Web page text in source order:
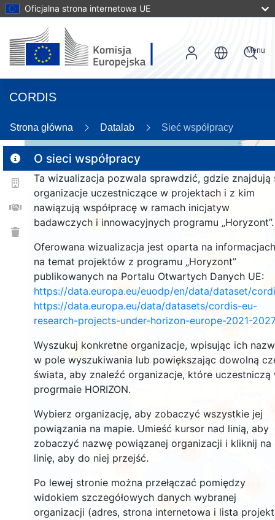
Oficjalna strona internetowa UE
CORDIS
Menu
Strona główna Datalab Sieć współpracy
O sieci współpracy
Ta wizualizacja pozwala sprawdzić, gdzie znajdują
organizacje uczestniczące w projektach i z kim
nawiązują współpracę w ramach inicjatyw
badawczych i innowacyjnych programu „Horyzont”.
Oferowana wizualizacja jest oparta na informacjach
na temat projektów z programu „Horyzont”
publikowanych na Portalu Otwartych Danych UE:
https://data.europa.eu/euodp/en/data/dataset/
https://data.europa.eu/data/datasets/cordis-eu-
research-projects-under-horizon-europe-2021-2027
Wyszukuj konkretne organizacje, wpisując ich
w pole wyszukiwania lub powiększając dowolną
świata, aby znaleźć organizacje, które uczestniczą
progrmaie HORIZON.
Wybierz organizację, aby zobaczyć wszystkie jej
powiązania na mapie. Umieść kursor nad linią, aby
zobaczyć nazwę powiązanej organizacji i kliknij na
linię, aby do niej przejść.
Po lewej stronie można przełączać pomiędzy
widokiem szczegółowych danych wybranej
organizacji (adres, strona internetowa i lista
25
25
178
1379
11
616
7595
127
116
3256
12241
5314
10588